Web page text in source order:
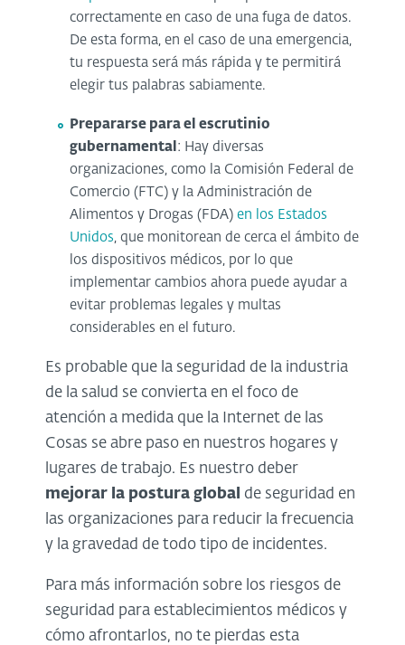
correctamente en caso de una fuga de datos.
De esta forma, en el caso de una emergencia,
tu respuesta será más rápida y te permitirá
elegir tus palabras sabiamente.
Prepararse para el escrutinio
gubernamental : Hay diversas
organizaciones, como la Comisión Federal de
Comercio (FTC) y la Administración de
Alimentos y Drogas (FDA)en los Estados
Unidos , que monitorean de cerca el ámbito de
los dispositivos médicos, por lo que
implementar cambios ahora puede ayudar a
evitar problemas legales y multas
considerables en el futuro.
Es probable que la seguridad de la industria
de la salud se convierta en el foco de
atención a medida que la Internet de las
Cosas se abre paso en nuestros hogares y
lugares de trabajo. Es nuestro deber
mejorar la postura global de seguridad en
las organizaciones para reducir la frecuencia
y la gravedad de todo tipo de incidentes.
Para más información sobre los riesgos de
seguridad para establecimientos médicos y
cómo afrontarlos, no te pierdas esta